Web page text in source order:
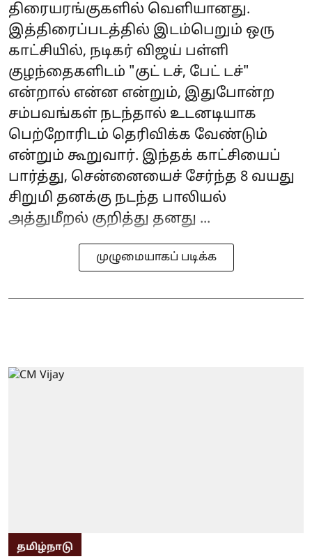
திரையரங்குகளில் வெளியானது.
இத்திரைப்படத்தில் இடம்பெறும் ஒரு
காட்சியில், நடிகர் விஜய் பள்ளி
குழந்தைகளிடம் "குட் டச், பேட் டச்"
என்றால் என்ன என்றும், இதுபோன்ற
சம்பவங்கள் நடந்தால் உடனடியாக
பெற்றோரிடம் தெரிவிக்க வேண்டும்
என்றும் கூறுவார். இந்தக் காட்சியைப்
பார்த்து, சென்னையைச் சேர்ந்த 8 வயது
சிறுமி தனக்கு நடந்த பாலியல்
அத்துமீறல் குறித்து தனது ...
முழுமையாகப் படிக்க
தமிழ்நாடு